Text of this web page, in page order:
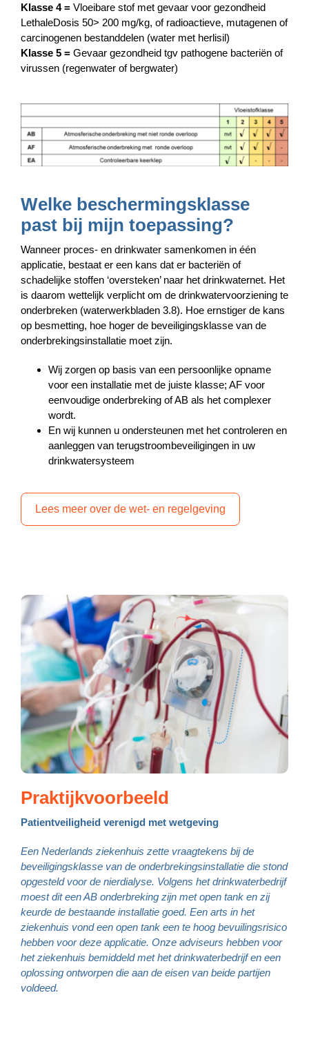
Welke beschermingsklasse
past bij mijn toepassing?
Wanneer proces- en drinkwater samenkomen in één
applicatie, bestaat er een kans dat er bacteriën of
schadelijke stoffen ‘oversteken’ naar het drinkwaternet. Het
is daarom wettelijk verplicht om de drinkwatervoorziening te
onderbreken (waterwerkbladen 3.8). Hoe ernstiger de kans
op besmetting, hoe hoger de beveiligingsklasse van de
onderbrekingsinstallatie moet zijn.
Wij zorgen op basis van een persoonlijke opname
voor een installatie met de juiste klasse; AF voor
eenvoudige onderbreking of AB als het complexer
wordt.
En wij kunnen u ondersteunen met het controleren en
aanleggen van terugstroombeveiligingen in uw
drinkwatersysteem
Lees meer over de wet- en regelgeving
Klasse 4 =Vloeibare stof met gevaar voor gezondheid
LethaleDosis 50> 200 mg/kg, of radioactieve, mutagenen of
carcinogenen bestanddelen (water met herlisil)
Klasse 5 =Gevaar gezondheid tgv pathogene bacteriën of
virussen (regenwater of bergwater)
Praktijkvoorbeeld
Patientveiligheid verenigd met wetgeving
Een Nederlands ziekenhuis zette vraagtekens bij de
beveiligingsklasse van de onderbrekingsinstallatie die stond
opgesteld voor de nierdialyse. Volgens het drinkwaterbedrijf
moest dit een AB onderbreking zijn met open tank en zij
keurde de bestaande installatie goed. Een arts in het
ziekenhuis vondeen open tank een te hoog bevuilingsrisico
hebben voor deze applicatie. Onze adviseurs hebben voor
het ziekenhuis bemiddeldmet het drinkwaterbedrijf en een
oplossing ontworpen die aan de eisen van beide partijen
voldeed.